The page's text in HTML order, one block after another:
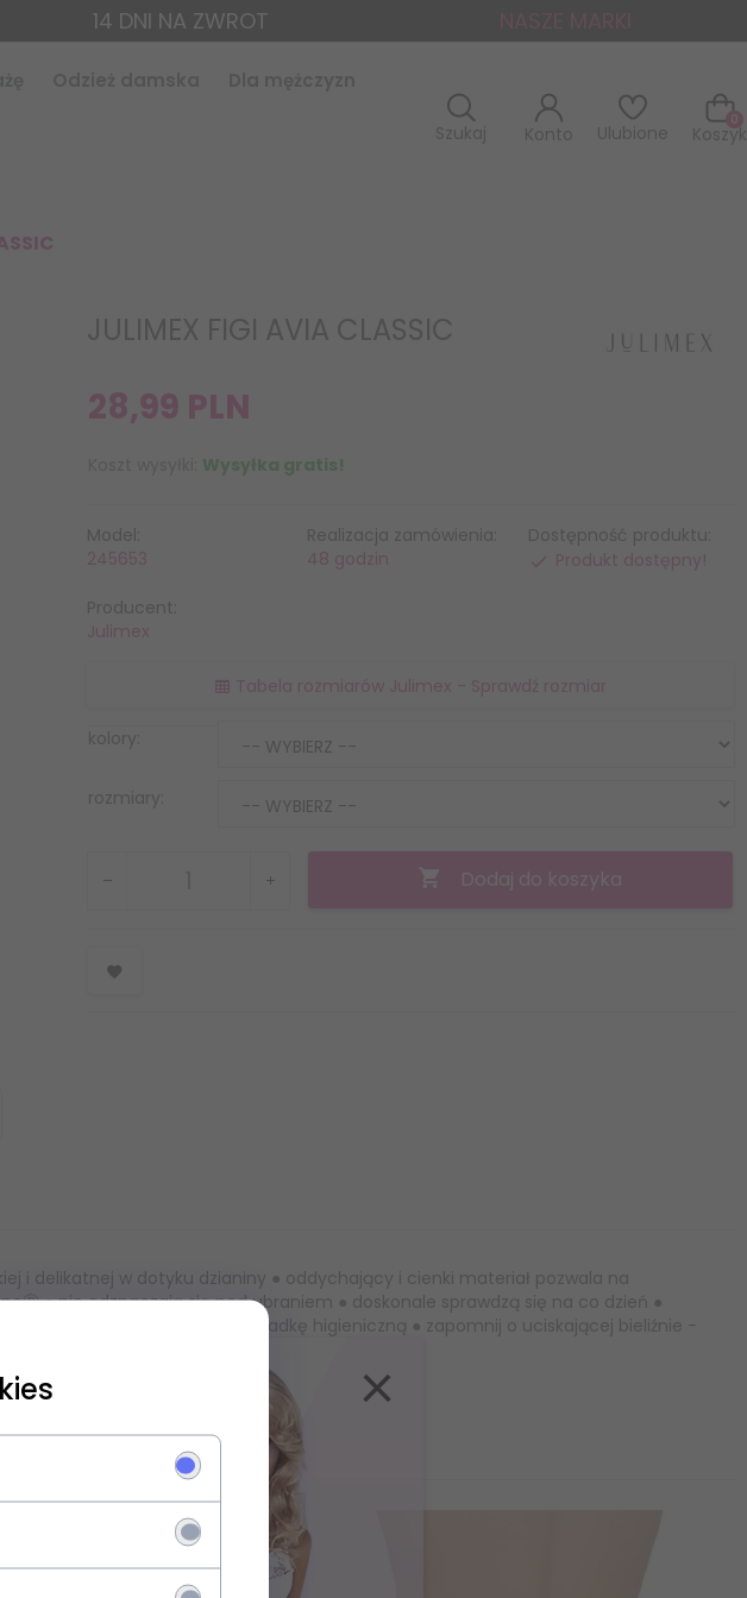
14 DNI NA ZWROT NASZE MARKI
Szukaj Konto Ulubione Koszyk
0
JULIMEX FIGI AVIA CLASSIC
28,99 PLN
Wysyłka gratis!
Model:
245653
Realizacja zamówienia:
48 godzin
Dostępność produktu:
Produkt dostępny!
Producent:
Julimex
Tabela rozmiarów Julimex - Sprawdź rozmiar
kolory:
rozmiary:
Dodaj do koszyka
i delikatnej w dotyku dzianiny ● oddychający i cienki materiał pozwala na
● nie odznaczają się pod ubraniem ● doskonale sprawdzą się na co dzień ●
● posiadają bawełnianą wkładkę higieniczną ● zapomnij o uciskającej bieliźnie -
×